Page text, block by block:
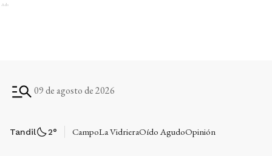
Ads
09 de agosto de 2026
Tandil 2° CampoLa VidrieraOído AgudoOpinión